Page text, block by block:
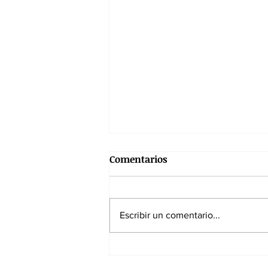
Comentarios
Escribir un comentario...